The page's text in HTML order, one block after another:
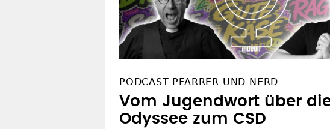
PODCAST PFARRER UND NERD
Vom Jugendwort über
Odyssee zum CSD